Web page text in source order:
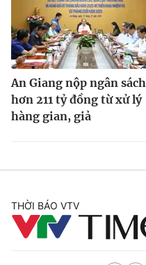
An Giang nộp ngân sách
hơn 211 tỷ đồng từ xử lý
hàng gian, giả
THỜI BÁO VTV